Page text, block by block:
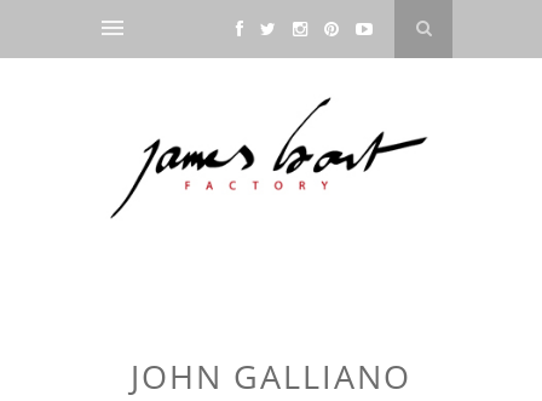
JOHN GALLIANO